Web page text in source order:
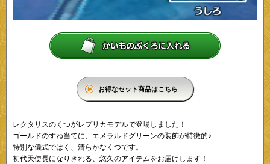
お得なセット商品はこちら
レクタリスのくつがレプリカモデルで登場しました！
ゴールドのすね当てに、エメラルドグリーンの装飾が特徴的♪
特別な儀式ではく、清らかなくつです。
初代天使長になりきれる、悠久のアイテムをお届けします！